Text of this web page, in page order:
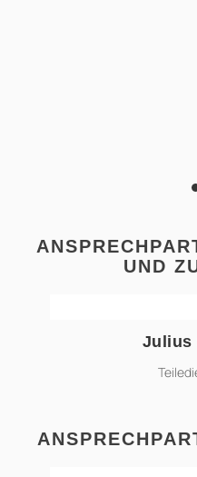
UND
Julius